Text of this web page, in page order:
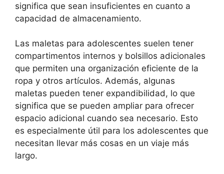
significa que sean insuficientes en cuanto a
capacidad de almacenamiento.
Las maletas para adolescentes suelen tener
compartimentos internos y bolsillos adicionales
que permiten una organización eficiente de la
ropa y otros artículos. Además, algunas
maletas pueden tener expandibilidad, lo que
significa que se pueden ampliar para ofrecer
espacio adicional cuando sea necesario. Esto
es especialmente útil para los adolescentes que
necesitan llevar más cosas en un viaje más
largo.